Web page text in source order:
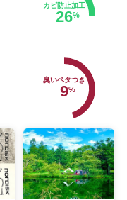
カビ防止加工
26%
臭いベタつき
9%